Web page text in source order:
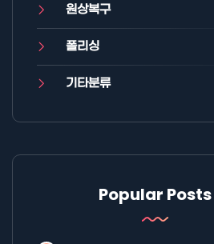
원상복구
폴리싱
기타분류
Popular Posts